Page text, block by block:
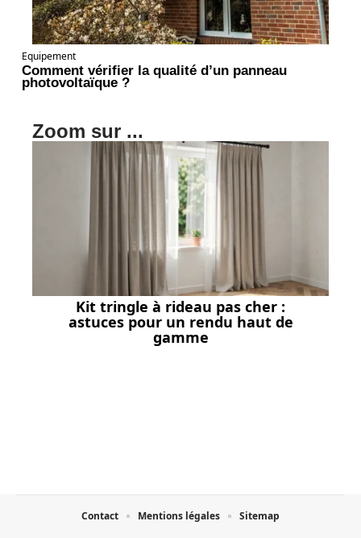
Equipement
Comment vérifier la qualité d’un panneau
photovoltaïque ?
Zoom sur ...
Kit tringle à rideau pas cher :
astuces pour un rendu haut de
gamme
Contact Mentions légales Sitemap